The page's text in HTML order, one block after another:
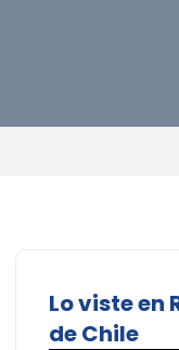
Lo viste en
de Chile